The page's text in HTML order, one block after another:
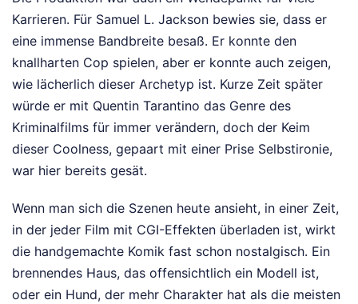
Karrieren. Für Samuel L. Jackson bewies sie, dass er
eine immense Bandbreite besaß. Er konnte den
knallharten Cop spielen, aber er konnte auch zeigen,
wie lächerlich dieser Archetyp ist. Kurze Zeit später
würde er mit Quentin Tarantino das Genre des
Kriminalfilms für immer verändern, doch der Keim
dieser Coolness, gepaart mit einer Prise Selbstironie,
war hier bereits gesät.
Wenn man sich die Szenen heute ansieht, in einer Zeit,
in der jeder Film mit CGI-Effekten überladen ist, wirkt
die handgemachte Komik fast schon nostalgisch. Ein
brennendes Haus, das offensichtlich ein Modell ist,
oder ein Hund, der mehr Charakter hat als die meisten